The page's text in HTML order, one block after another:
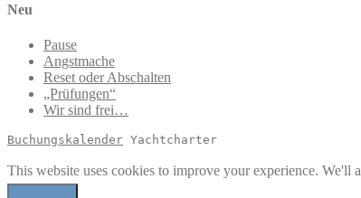
Neu
Pause
Angstmache
Reset oder Abschalten
„Prüfungen“
Wir sind frei…
Buchungskalender Yachtcharter
This website uses cookies to improve your experience.